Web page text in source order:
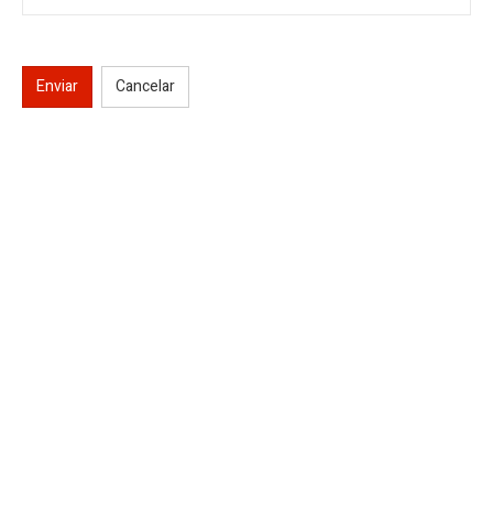
Enviar Cancelar